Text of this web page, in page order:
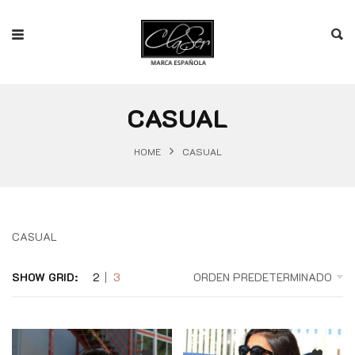
CASUAL
HOME CASUAL
CASUAL
SHOW GRID: 2 3 ORDEN PREDETERMINADO